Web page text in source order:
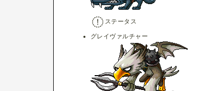
ステータス
グレイヴァルチャー